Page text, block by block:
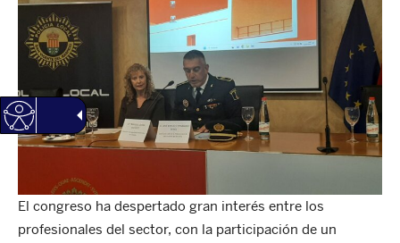
El congreso ha despertado gran interés entre los
profesionales del sector, con la participación de un